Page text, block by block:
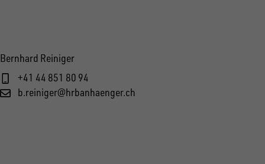
Bernhard Reiniger
+41 44 851 80 94
b.reiniger@hrbanhaenger.ch